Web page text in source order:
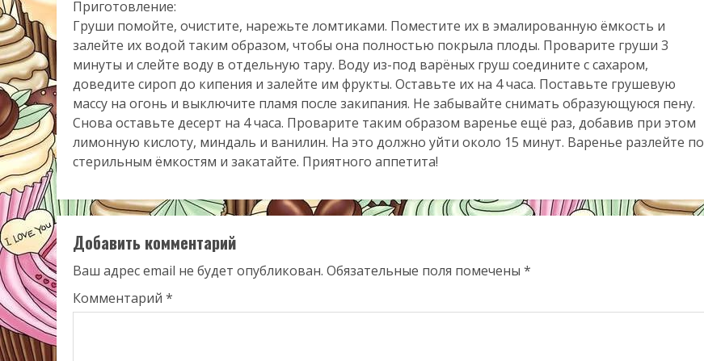
Приготовление:
Груши помойте, очистите, нарежьте ломтиками. Поместите их в эмалированную ёмкость и
залейте их водой таким образом, чтобы она полностью покрыла плоды. Проварите груши 3
минуты и слейте воду в отдельную тару. Воду из-под варёных груш соедините с сахаром,
доведите сироп до кипения и залейте им фрукты. Оставьте их на 4 часа. Поставьте грушевую
массу на огонь и выключите пламя после закипания. Не забывайте снимать образующуюся пену.
Снова оставьте десерт на 4 часа. Проварите таким образом варенье ещё раз, добавив при этом
лимонную кислоту, миндаль и ванилин. На это должно уйти около 15 минут. Варенье разлейте по
стерильным ёмкостям и закатайте. Приятного аппетита!
Добавить комментарий
Ваш адрес email не будет опубликован. Обязательные поля помечены *
Комментарий *